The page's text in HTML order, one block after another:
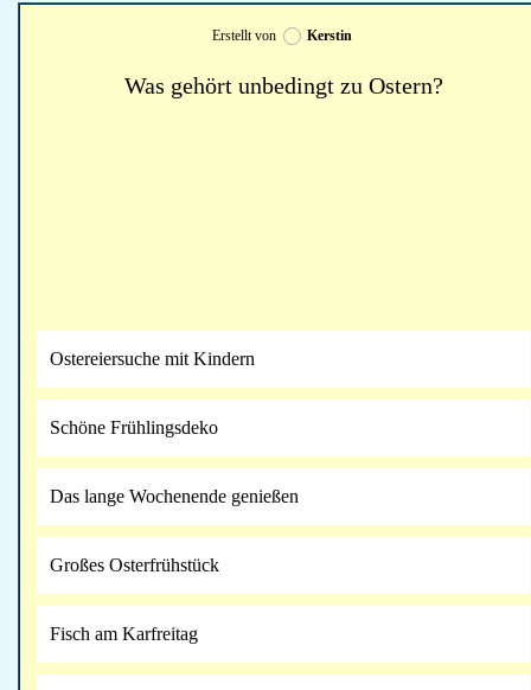
Erstellt von Kerstin
Was gehört unbedingt zu Ostern?
Ostereiersuche mit Kindern
Schöne Frühlingsdeko
Das lange Wochenende genießen
Großes Osterfrühstück
Fisch am Karfreitag